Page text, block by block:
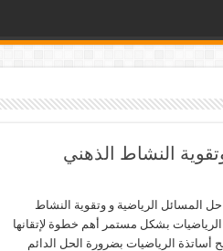
النشاط الذهني
المسائل الرياضية و وتقوية النشاط
الرياضيات بشكل مستمر أهم خطوة لإتقانها
أساتذة الرياضيات بضرورة الحل الدائم